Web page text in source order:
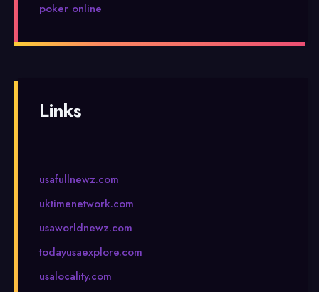
poker online
Links
usafullnewz.com
uktimenetwork.com
usaworldnewz.com
todayusaexplore.com
usalocality.com